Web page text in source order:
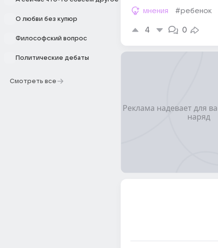
О любви без купюр
Философский вопрос
Политические дебаты
Смотреть все
мнения #ребенок
4 0